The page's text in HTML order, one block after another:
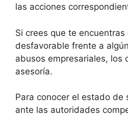
las acciones
Si crees que te
desfavorable frente a
abusos empresariales, los
asesoría.
Para conocer el estado de
ante las autoridades